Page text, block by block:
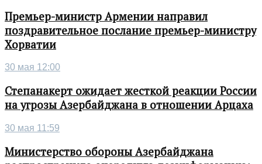
Премьер-министр Армении направил
поздравительное послание премьер-министру
Хорватии
30 мая 12:00
Степанакерт ожидает жесткой реакции России
на угрозы Азербайджана в отношении Арцаха
30 мая 11:59
Министерство обороны Азербайджана